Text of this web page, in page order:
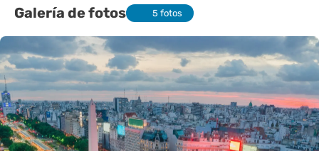
Galería de fotos 5 fotos